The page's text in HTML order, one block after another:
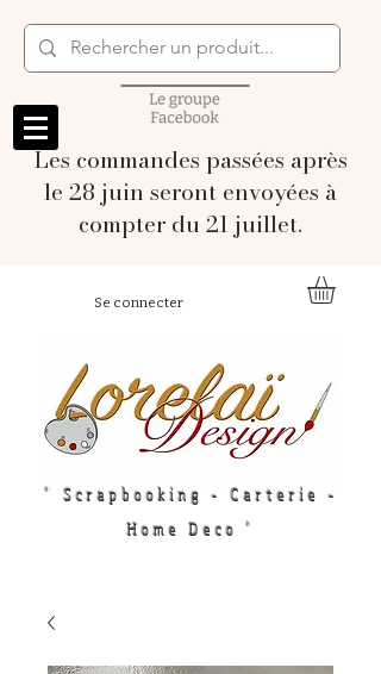
Les commandes passées après
le 28 juin seront envoyées à
compter du 21 juillet.
Se connecter
" Scrapbooking - Carterie -
Home Deco "